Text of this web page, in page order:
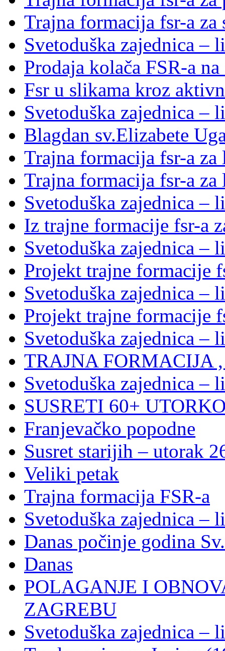
Trajna formacija fsr-a za
Svetoduška zajednica –
Prodaja kolača FSR-a
Fsr u slikama kroz
Svetoduška zajednica –
Blagdan sv.Elizabete
Trajna formacija fsr-a za
Trajna formacija fsr-a za
Svetoduška zajednica –
Iz trajne formacije fsr-a
Svetoduška zajednica –
Projekt trajne formacije
Svetoduška zajednica –
Projekt trajne formacije
Svetoduška zajednica –
TRAJNA FORMACIJA
Svetoduška zajednica –
SUSRETI 60+
Franjevačko popodne
Susret starijih – utorak
Veliki petak
Trajna formacija FSR-a
Svetoduška zajednica –
Danas počinje godina
Danas
POLAGANJE I
ZAGREBU
Svetoduška zajednica –